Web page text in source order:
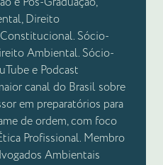
Direito
Sócio-
Ambiental. Sócio-
e Podcast
canal do Brasil sobre
em preparatórios para
de ordem, com foco
Profissional. Membro
Ambientais